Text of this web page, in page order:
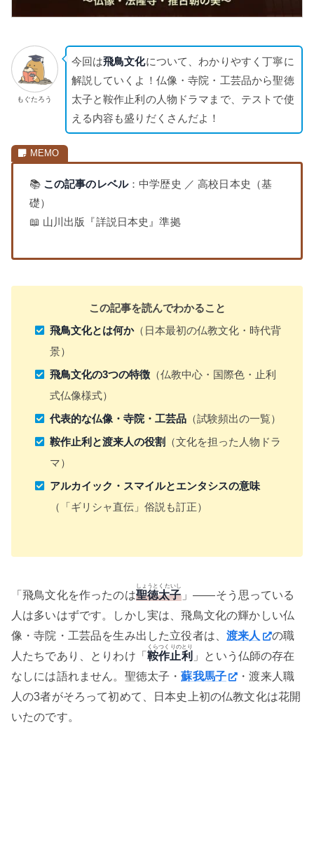
もぐたろう
今回は飛鳥文化について、わかりやすく丁寧に
解説していくよ！仏像・寺院・工芸品から聖徳
太子と鞍作止利の人物ドラマまで、テストで使
える内容も盛りだくさんだよ！
📚 この記事のレベル：中学歴史 ／ 高校日本史（基
礎）
📖 山川出版『詳説日本史』準拠
この記事を読んでわかること
飛鳥文化とは何か（日本最初の仏教文化・時代背
景）
飛鳥文化の3つの特徴（仏教中心・国際色・止利
式仏像様式）
代表的な仏像・寺院・工芸品（試験頻出の一覧）
鞍作止利と渡来人の役割 （文化を担った人物ドラ
マ）
アルカイック・スマイルとエンタシスの意味
（「ギリシャ直伝」俗説も訂正）
「飛鳥文化を作ったのは聖徳太子
しょうとくたいし
」——そう思っている
人は多いはずです。しかし実は、飛鳥文化の輝かしい仏
像・寺院・工芸品を生み出した立役者は、渡来人
の職
人たちであり、とりわけ「 鞍作止利
くらつくりのとり
」という仏師の存在
なしには語れません。聖徳太子・蘇我馬子
・渡来人職
人の3者がそろって初めて、日本史上初の仏教文化は花開
いたのです。